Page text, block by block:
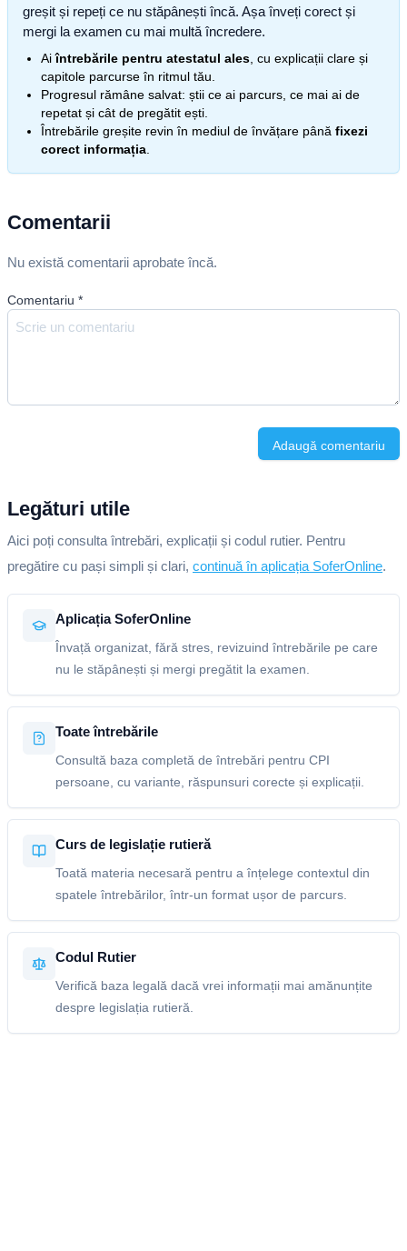
greșit și repeți ce nu stăpânești încă. Așa înveți corect și
mergi la examen cu mai multă încredere.
Aiîntrebările pentru atestatul ales , cu explicații clare și
capitole parcurse în ritmul tău.
Progresul rămâne salvat: știi ce ai parcurs, ce mai ai de
repetat și cât de pregătit ești.
Întrebările greșite revin în mediul de învățare până fixezi
corect informația
Comentarii
Nu există comentarii aprobate încă.
Comentariu *
Adaugă comentariu
Legături utile
Aici poți consulta întrebări, explicații și codul rutier. Pentru
pregătire cu pași simpli și clari, continuă în aplicația SoferOnline.
Aplicația SoferOnline
Învață organizat, fără stres, revizuind întrebările pe care
nu le stăpânești și mergi pregătit la examen.
Toate întrebările
Consultă baza completă de întrebări pentru CPI
persoane, cu variante, răspunsuri corecte și explicații.
Curs de legislație rutieră
Toată materia necesară pentru a înțelege contextul din
spatele întrebărilor, într-un format ușor de parcurs.
Codul Rutier
Verifică baza legală dacă vrei informații mai amănunțite
despre legislația rutieră.